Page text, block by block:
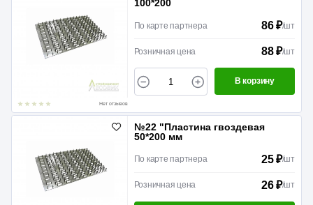
Нет отзывов
100*200
По карте партнера 86 ₽/шт
Розничная цена 88 ₽/шт
В корзину
№22 "Пластина гвоздевая
50*200 мм
По карте партнера 25 ₽/шт
Розничная цена 26 ₽/шт